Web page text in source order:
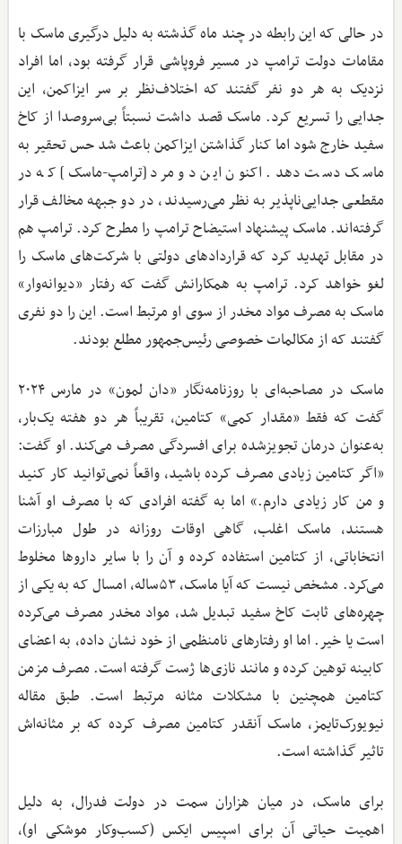
در حالی‌ که این رابطه در چند ماه گذشته به دلیل درگیری ماسک با
مقامات دولت ترامپ در مسیر فروپاشی قرار گرفته بود، اما افراد
نزدیک به هر دو نفر گفتند که اختلاف‌نظر بر سر ایزاکمن، این
جدایی را تسریع کرد. ماسک قصد داشت نسبتاً بی‌سروصدا از کاخ
سفید خارج شود اما کنار گذاشتن ایزاکمن باعث شد حس تحقیر به
ماسک دست دهد. اکنون این دو مرد [ترامپ-ماسک] که در
مقطعی جدایی‌ناپذیر به نظر می‌رسیدند، در دو جبهه مخالف قرار
گرفته‌اند. ماسک پیشنهاد استیضاح ترامپ را مطرح کرد. ترامپ هم
در مقابل تهدید کرد که قراردادهای دولتی با شرکت‌های ماسک را
لغو خواهد کرد. ترامپ به همکارانش گفت که رفتار «دیوانه‌وار»
ماسک به مصرف مواد مخدر از سوی او مرتبط است. این را دو نفری
گفتند که از مکالمات خصوصی رئیس‌جمهور مطلع بودند.
ماسک در مصاحبه‌ای با روزنامه‌نگار «دان لمون» در مارس ۲۰۲۴
گفت که فقط «مقدار کمی» کتامین، تقریباً هر دو هفته یک‌بار،
به‌عنوان درمان تجویزشده برای افسردگی مصرف می‌کند. او گفت:
«اگر کتامین زیادی مصرف کرده باشید، واقعاً نمی‌توانید کار کنید
و من کار زیادی دارم.» اما به گفته افرادی که با مصرف او آشنا
هستند، ماسک اغلب، گاهی اوقات روزانه در طول مبارزات
انتخاباتی، از کتامین استفاده کرده و آن را با سایر داروها مخلوط
می‌کرد. مشخص نیست که آیا ماسک، ۵۳ساله، امسال که به یکی از
چهره‌های ثابت کاخ سفید تبدیل شد، مواد مخدر مصرف می‌کرده
است یا خیر. اما او رفتارهای نامنظمی از خود نشان داده، به اعضای
کابینه توهین کرده و مانند نازی‌ها ژست گرفته است. مصرف مزمن
کتامین همچنین با مشکلات مثانه مرتبط است. طبق مقاله
نیویورک‌تایمز، ماسک آنقدر کتامین مصرف کرده که بر مثانه‌اش
تاثیر گذاشته است.
برای ماسک، در میان هزاران سمت در دولت فدرال، به دلیل
اهمیت حیاتی آن برای اسپیس ایکس (کسب‌وکار موشکی او)،